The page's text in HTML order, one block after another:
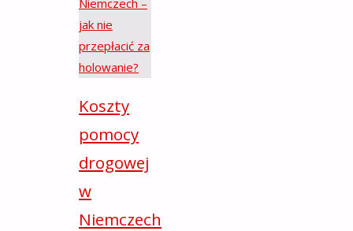
Koszty
pomocy
drogowej
w
Niemczech